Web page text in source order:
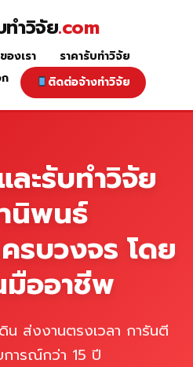
ทำวิจัย.com
องเรา
ราคารับทำวิจัย
ติดต่อจ้างทำวิจัย
ะรับทำวิจัย
นิพนธ์
บวงจร โดย
ออาชีพ
น ส่งงานตรงเวลา การันตี
ารณ์กว่า 15 ปี